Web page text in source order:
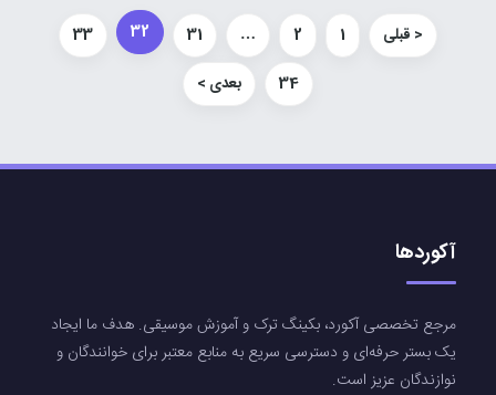
< قبلی 1
2
…
31
32
33
34
بعدی >
آکوردها
مرجع تخصصی آکورد، بکینگ ترک و آموزش موسیقی. هدف ما ایجاد
یک بستر حرفه‌ای و دسترسی سریع به منابع معتبر برای خوانندگان و
نوازندگان عزیز است.